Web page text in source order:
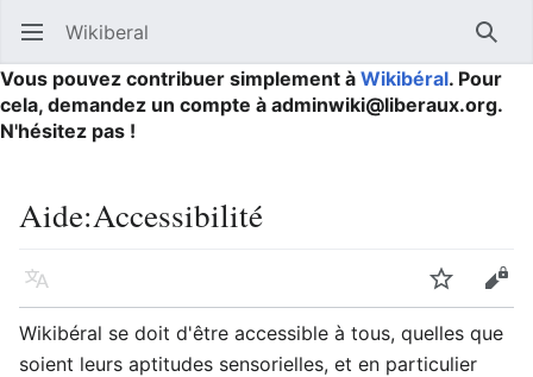
Ouvrir le menu principal Wikiberal
Vous pouvez contribuer simplement à Wikibéral. Pour
cela, demandez un compte à adminwiki@liberaux.org.
N'hésitez pas !
Aide:Accessibilité
Langue Suivre
Wikibéral se doit d'être accessible à tous, quelles que
soient leurs aptitudes sensorielles, et en particulier